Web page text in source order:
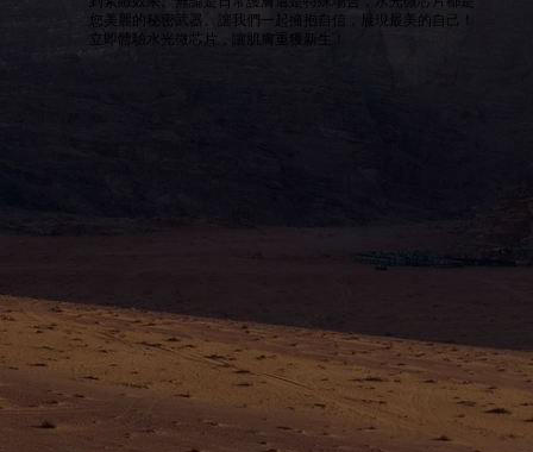
您美麗的秘密武器。讓我們一起擁抱自信，展現最美的自己！
立即體驗水光微芯片，讓肌膚重獲新生！